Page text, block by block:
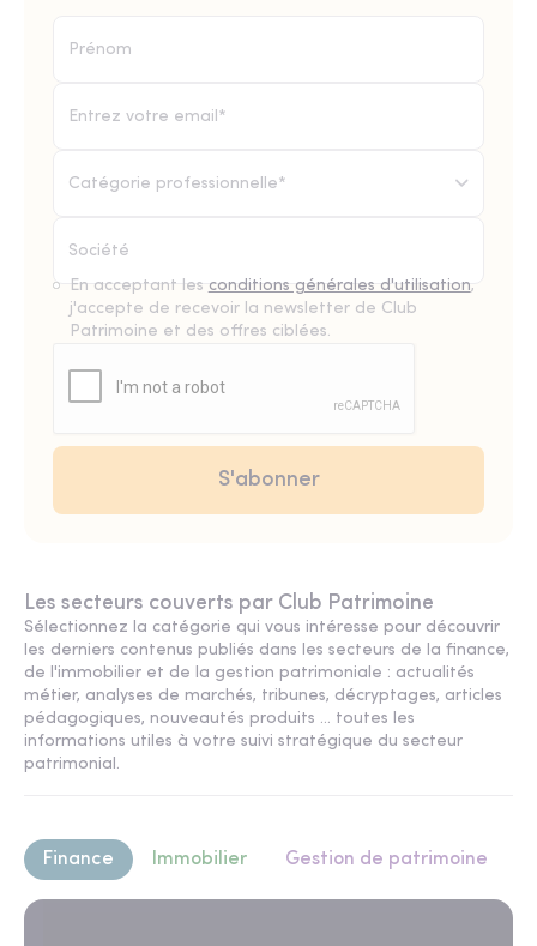
Catégorie professionnelle*
En acceptant les conditions générales d'utilisation,
j'accepte de recevoir la newsletter de Club
Patrimoine et des offres ciblées.
Les secteurs couverts par Club Patrimoine
Sélectionnez la catégorie qui vous intéresse pour découvrir
les derniers contenus publiés dans les secteurs de la finance,
de l'immobilier et de la gestion patrimoniale : actualités
métier, analyses de marchés, tribunes, décryptages, articles
pédagogiques, nouveautés produits ... toutes les
informations utiles à votre suivi stratégique du secteur
patrimonial.
Finance Immobilier Gestion de patrimoine